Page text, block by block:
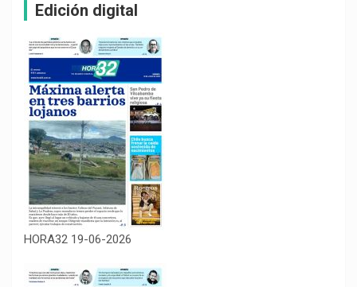
Edición digital
HORA32 19-06-2026